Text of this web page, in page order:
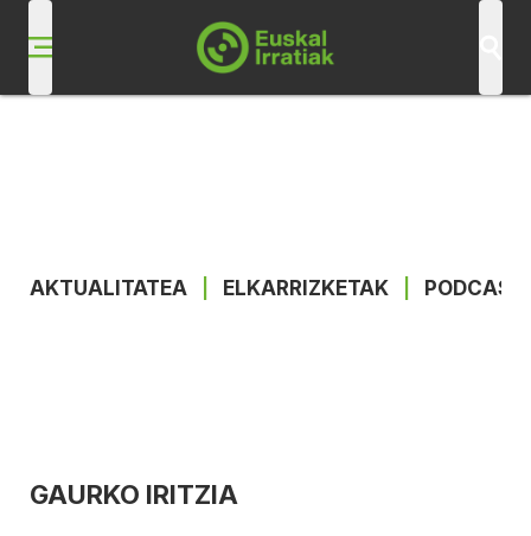
AKTUALITATEA ELKARRIZKETAK
GAURKO IRITZIA